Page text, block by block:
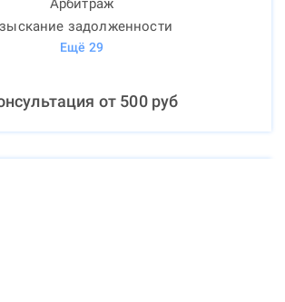
Арбитраж
задолженности
Ещё 29
от 500руб